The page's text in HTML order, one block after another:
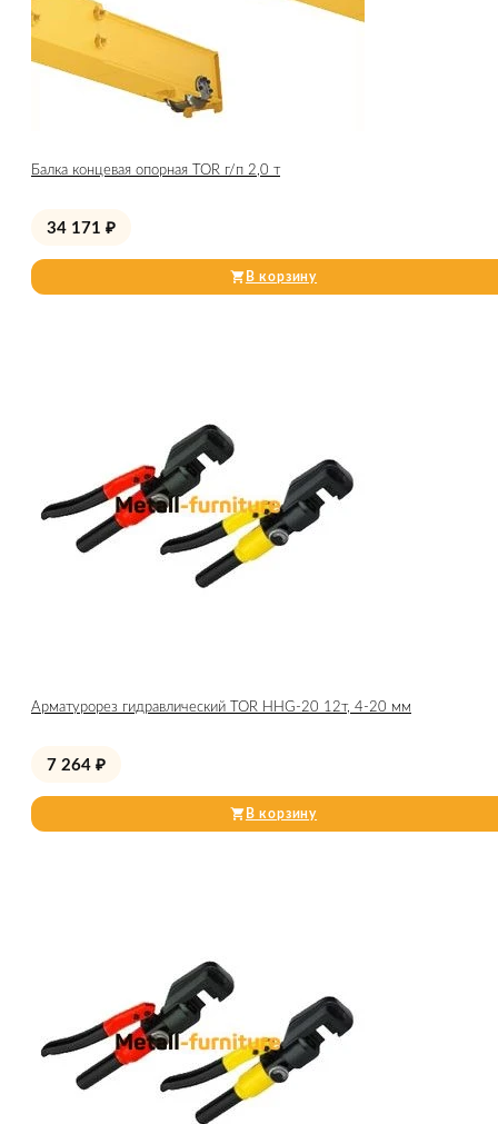
Балка концевая опорная TOR г/п 2,0 т
34 171 ₽
В корзину
Арматурорез гидравлический TOR HHG-20 12т, 4-20 мм
7 264 ₽
В корзину